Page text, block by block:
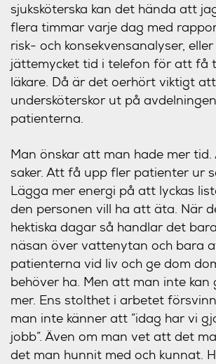
sjuksköterska kan det hända att
flera timmar varje dag med
risk- och konsekvensanalyser,
jättemycket tid i telefon för att få
läkare. Då är det oerhört viktigt
undersköterskor ut på
patienterna.
Man önskar att man hade mer
saker. Att få upp fler patienter ur
Lägga mer energi på att lyckas
den personen vill ha att äta. När
hektiska dagar så handlar det
näsan över vattenytan och bara
patienterna vid liv och ge dom
behöver ha. Men att man inte kan
mer. Ens stolthet i arbetet
man inte känner att ”idag har vi
jobb”. Även om man vet att det
det man hunnit med och kunnat.